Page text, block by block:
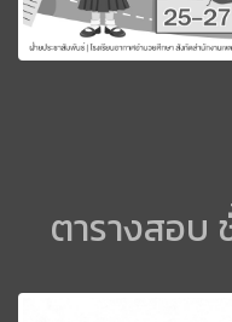
ตารางสอบ